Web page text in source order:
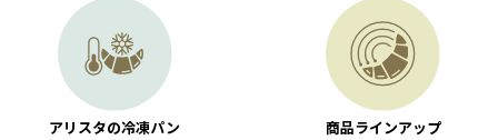
アリスタの冷凍パン 商品ラインアップ